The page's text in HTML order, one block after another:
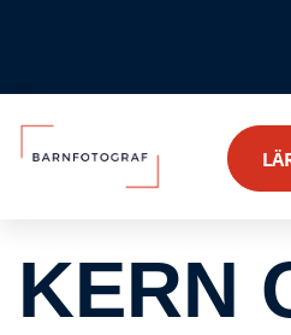
KERN